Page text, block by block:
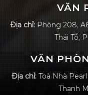
VĂN
Địa chỉ:Phòng 208,
Thái Tổ,
VĂN
Địa chỉ: Toà Nhà
Thạnh